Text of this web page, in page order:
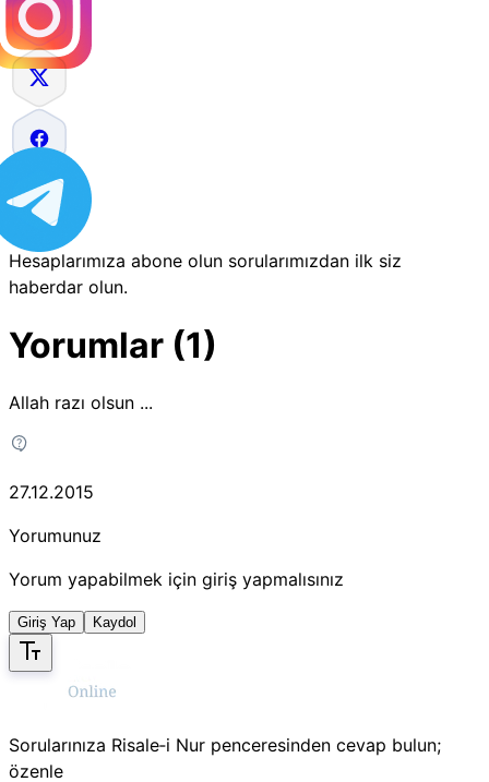
Hesaplarımıza abone olun sorularımızdan ilk siz
haberdar olun.
Yorumlar (1)
Allah razı olsun ...
27.12.2015
Yorumunuz
Yorum yapabilmek için giriş yapmalısınız
Giriş Yap Kaydol
Sorularınıza Risale‑i Nur penceresinden cevap bulun;
özenle